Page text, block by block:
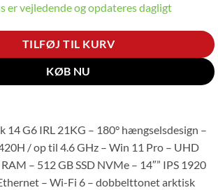
er vejledende og opdateres dagligt
TILFØJ TIL KURV
KØB NU
14 G6 IRL 21KG – 180° hængselsdesign –
/ op til 4.6 GHz – Win 11 Pro – UHD
– 512 GB SSD NVMe – 14″” IPS 1920
– Wi-Fi 6 – dobbelttonet arktisk